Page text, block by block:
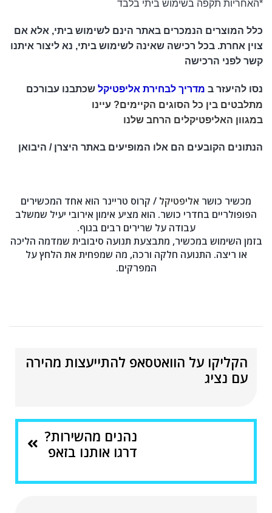
*האחריות תקפה בשימוש ביתי בלבד
כלל המוצרים הנמכרים באתר הינם לשימוש ביתי, אלא אם
צוין אחרת. בכל רכישה שאינה לשימוש ביתי, נא ליצור איתנו
קשר לפני הרכישה
נסו להיעזר ב מדריך לבחירת אליפטיקל שכתבנו עבורכם
מתלבטים בין כל הסוגים הקיימים? עיינו
במגוון האליפטיקלים הרחב שלנו
הנתונים הקובעים הם אלו המופיעים באתר היצרן / היבואן
מכשיר כושר אליפטיקל / קרוס טריינר הוא אחד המכשירים
הפופולריים בחדרי כושר. הוא מציע אימון אירובי יעיל שמשלב
עבודה על שרירים רבים בגוף.
בזמן השימוש במכשיר, מתבצעת תנועה סיבובית שמדמה הליכה
או ריצה. התנועה חלקה ורכה, מה שמפחית את הלחץ על
המפרקים.
הקליקו על הוואטסאפ להתייעצות מהירה
עם נציג
נהנים מהשירות?
דרגו אותנו בזאפ